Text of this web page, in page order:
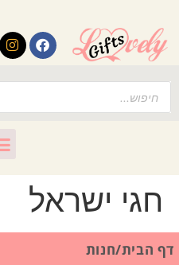
חגי ישראל
דף הבית/חנות